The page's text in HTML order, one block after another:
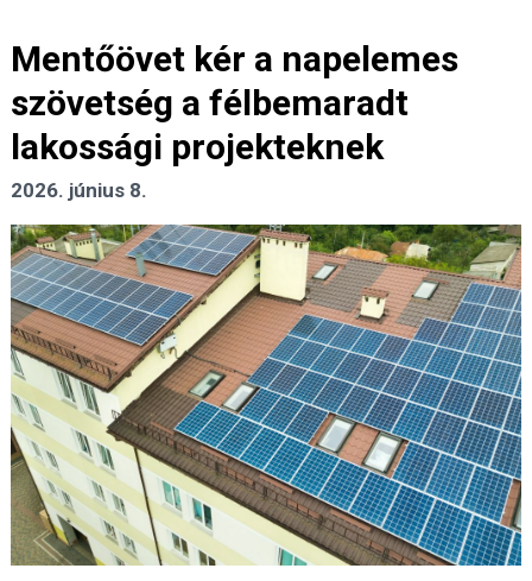
Mentőövet kér a napelemes
szövetség a félbemaradt
lakossági projekteknek
2026. június 8.